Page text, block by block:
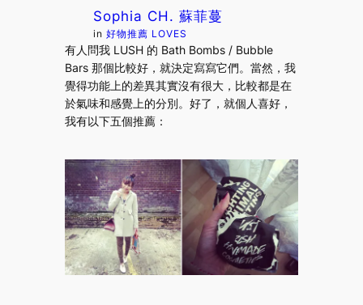
Sophia CH. 蘇菲蔓
in好物推薦 LOVES
有人問我 LUSH 的 Bath Bombs / Bubble
Bars 那個比較好，就決定寫寫它們。當然，我
覺得功能上的差異其實沒有很大，比較都是在
於氣味和感覺上的分別。好了，就個人喜好，
我有以下五個推薦：